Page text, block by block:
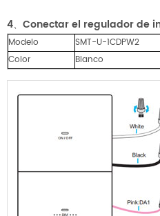
4、Conectar el regulador de
Modelo SMT-U-1CDPW2
Color
Blanco